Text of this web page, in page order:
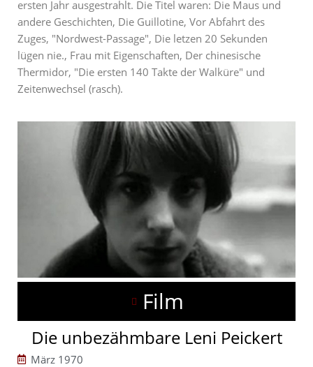
ersten Jahr ausgestrahlt. Die Titel waren: Die Maus und
andere Geschichten, Die Guillotine, Vor Abfahrt des
Zuges, "Nordwest-Passage", Die letzen 20 Sekunden
lügen nie., Frau mit Eigenschaften, Der chinesische
Thermidor, "Die ersten 140 Takte der Walküre" und
Zeitenwechsel (rasch).
Film
Die unbezähmbare Leni Peickert
März 1970